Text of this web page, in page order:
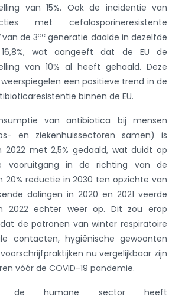
van 15%. Ook de incidentie van
met cefalosporineresistente
van de 3de generatie daalde in dezelfde
wat aangeeft dat de EU de
van 10% al heeft gehaald. Deze
een positieve trend in de
binnen de EU.
van antibiotica bij mensen
en ziekenhuissectoren samen) is
2022 met 2,5% gedaald, wat duidt op
vooruitgang in de richting van de
20% reductie in 2030 ten opzichte van
dalingen in 2020 en 2021 veerde
2022 echter weer op. Dit zou erop
de patronen van winter respiratoire
contacten, hygiënische gewoonten
nu vergelijkbaar zijn
vóór de COVID-19 pandemie.
de humane sector heeft